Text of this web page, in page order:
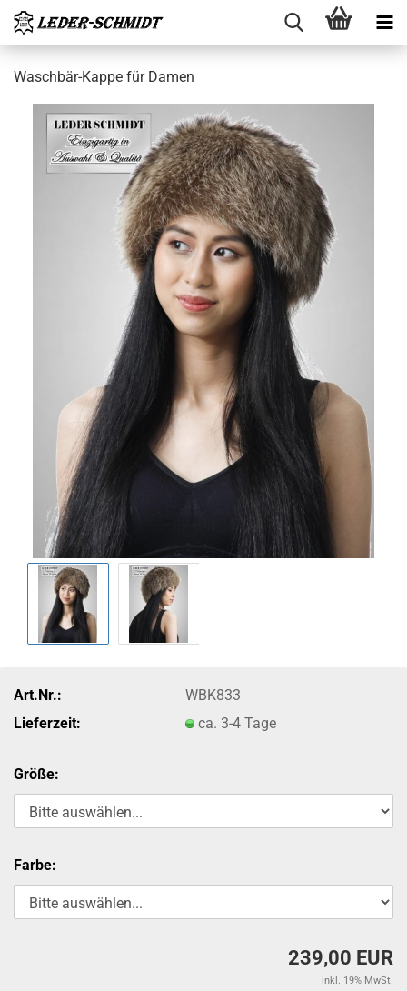
Waschbär-​Kappe für Damen
Art.Nr.:
WBK833
Lieferzeit:
ca. 3-4 Tage
Größe:
Farbe:
239,00 EUR
inkl. 19% MwSt.